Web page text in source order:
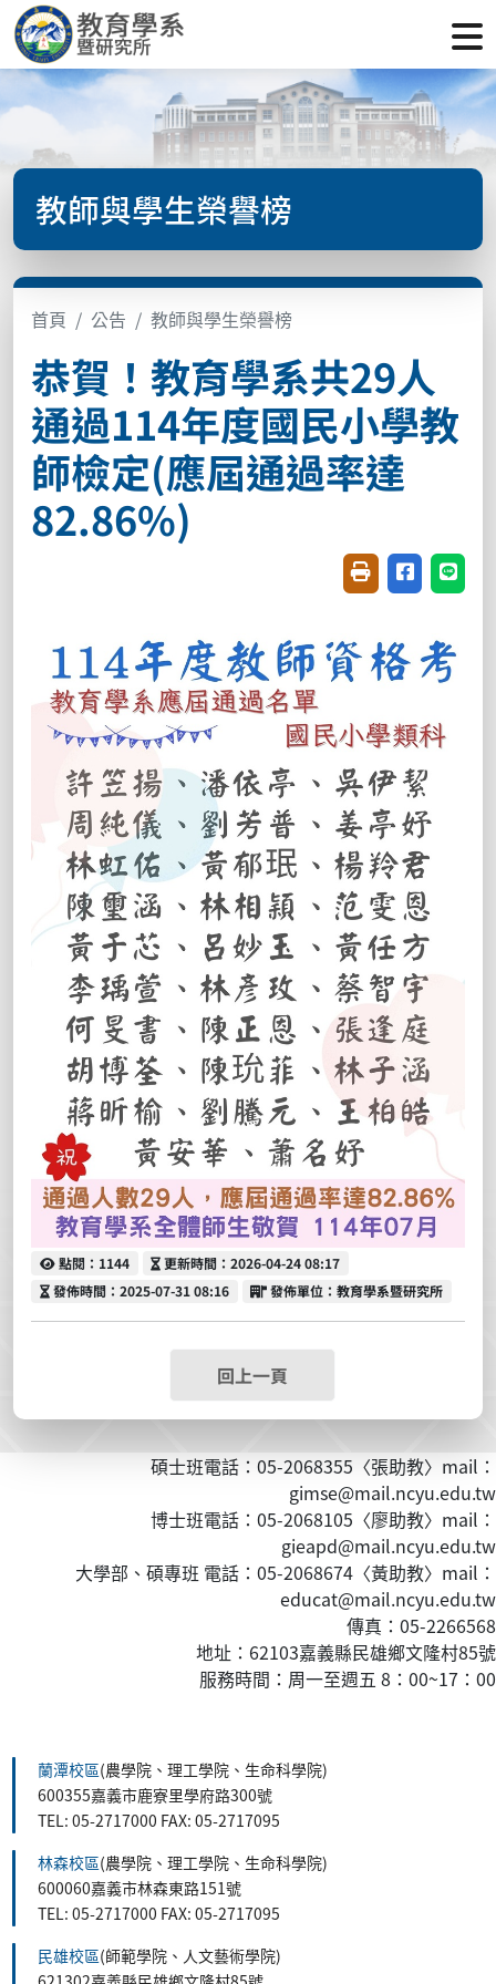
教師與學生榮譽榜
首頁 公告 教師與學生榮譽榜
恭賀！教育學系共29人
通過114年度國民小學教
師檢定(應屆通過率達
82.86%)
友善列印(開新視
分享至臉書
分享
點閱
點閱：1144 更新時間
更新時間：2026-04-24 08:17
發佈時間
發佈時間：2025-07-31 08:16 發佈單位
發佈單位：教育學系暨研究所
回上一頁
碩士班電話：05-2068355〈張助教〉mail：
gimse@mail.ncyu.edu.tw
博士班電話：05-2068105〈廖助教〉mail：
gieapd@mail.ncyu.edu.tw
大學部、碩專班 電話：05-2068674〈黃助教〉mail：
educat@mail.ncyu.edu.tw
傳真：05-2266568
地址：62103嘉義縣民雄鄉文隆村85號
服務時間：周一至週五 8：00~17：00
蘭潭校區(農學院、理工學院、生命科學院)
600355嘉義市鹿寮里學府路300號
TEL: 05-2717000 FAX: 05-2717095
林森校區(農學院、理工學院、生命科學院)
600060嘉義市林森東路151號
TEL: 05-2717000 FAX: 05-2717095
民雄校區(師範學院、人文藝術學院)